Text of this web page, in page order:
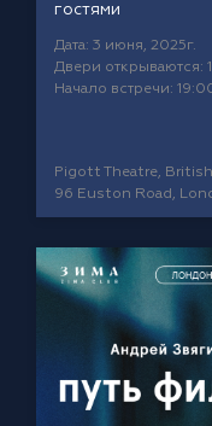
гостями
Дата: 3 июня, 2025г.
Двери открываются:
Начало встречи:
Pigott Theatre,
96 Euston Road,